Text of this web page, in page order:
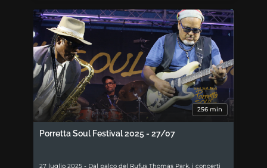
256 min
Porretta Soul Festival 2025 - 27/07
27 luglio 2025 - Dal palco del Rufus Thomas Park, i concerti